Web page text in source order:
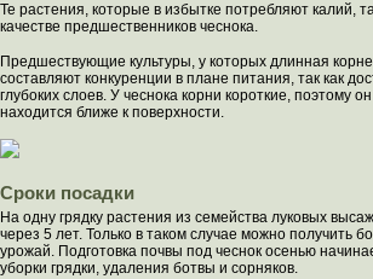
Те растения, которые в избытке потребляют калий,
качестве предшественников чеснока.
Предшествующие культуры, у которых длинная
составляют конкуренции в плане питания, так как
глубоких слоев. У чеснока корни короткие, поэтому
находится ближе к поверхности.
Сроки посадки
На одну грядку растения из семейства луковых
через 5 лет. Только в таком случае можно получить
урожай. Подготовка почвы под чеснок осенью
уборки грядки, удаления ботвы и сорняков.